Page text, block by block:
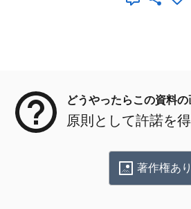
どうやったらこの資料の
原則として許諾を
著作権あり